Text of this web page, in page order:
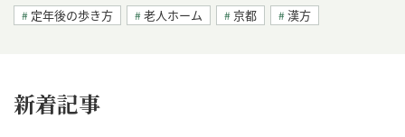
定年後の歩き方 老人ホーム 京都 漢方
新着記事